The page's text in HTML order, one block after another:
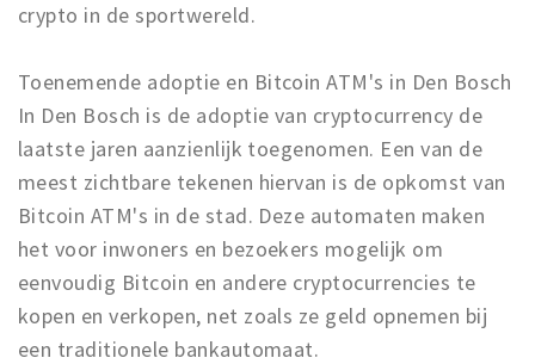
crypto in de sportwereld.
Toenemende adoptie en Bitcoin ATM's in Den Bosch
In Den Bosch is de adoptie van cryptocurrency de
laatste jaren aanzienlijk toegenomen. Een van de
meest zichtbare tekenen hiervan is de opkomst van
Bitcoin ATM's in de stad. Deze automaten maken
het voor inwoners en bezoekers mogelijk om
eenvoudig Bitcoin en andere cryptocurrencies te
kopen en verkopen, net zoals ze geld opnemen bij
een traditionele bankautomaat.